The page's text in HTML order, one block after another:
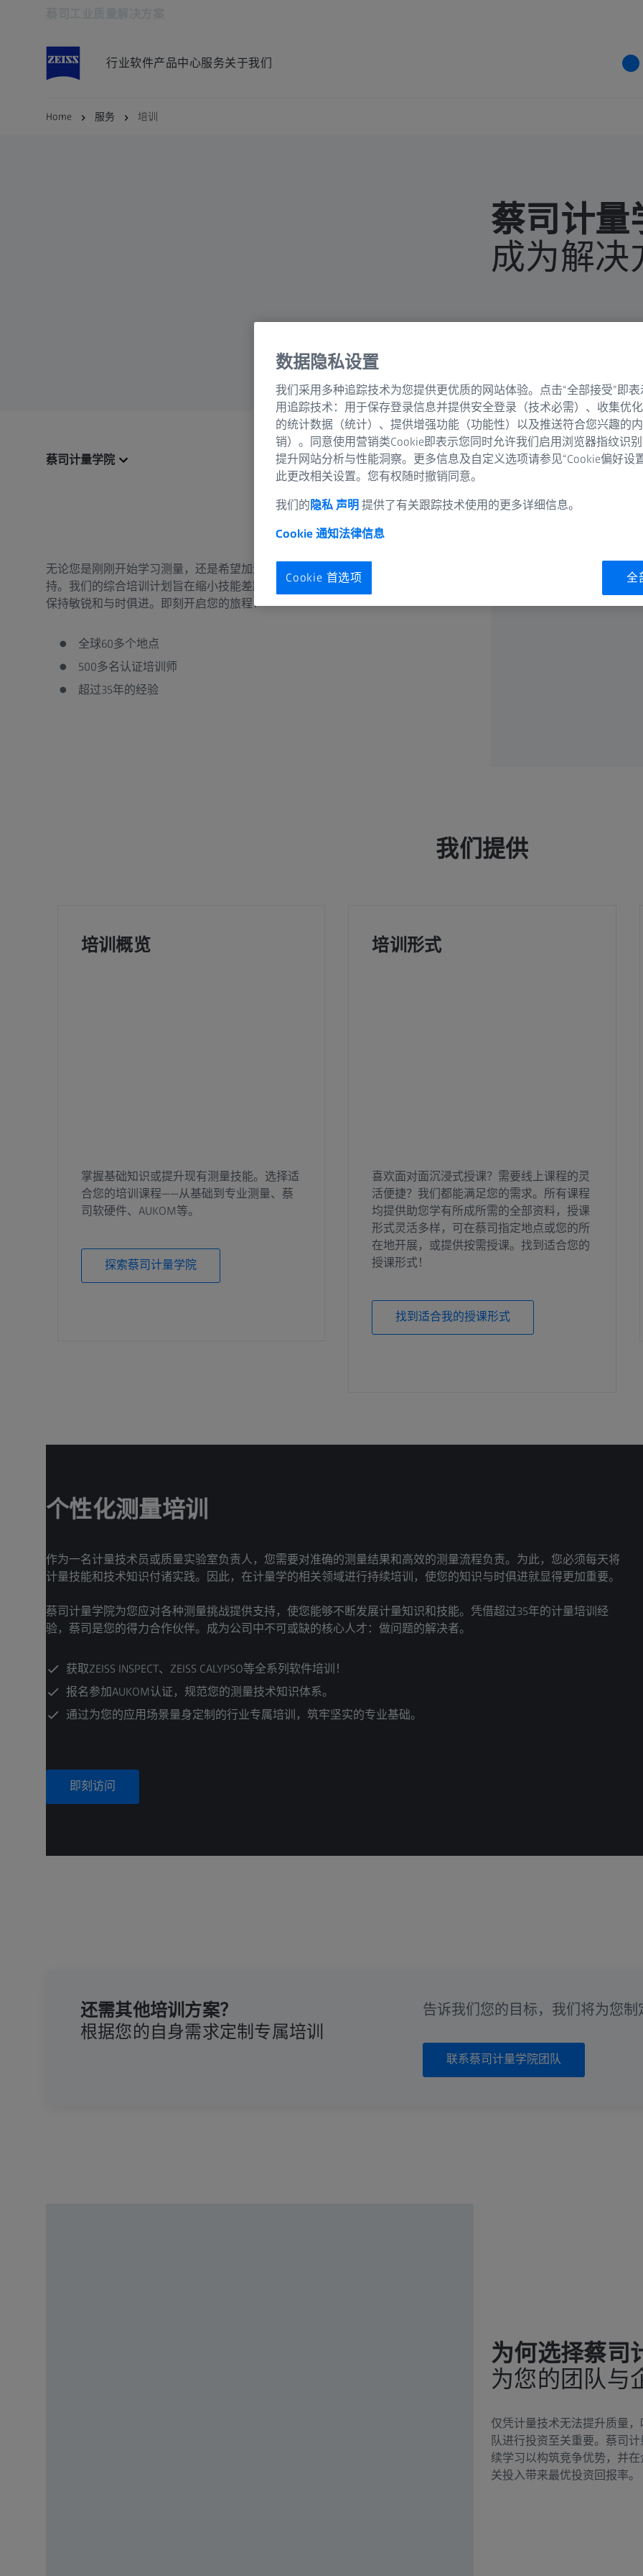
行业软件产品中心服务关于我们
Home 服务 培训
蔡司计量
成为解决
蔡司计量学院
无论您是刚刚开始学习测量，还是希望加深专业知识，蔡司计量学院都将为您提供支
持。我们的综合培训计划旨在缩小技能差距，有效提升员工技能。向优秀专家学习，
保持敏锐和与时俱进。即刻开启您的旅程！
全球60多个地点
500多名认证培训师
超过35年的经验
我们提供
培训概览
掌握基础知识或提升现有测量技能。选择适
合您的培训课程——从基础到专业测量、蔡
司软硬件、AUKOM等。
探索蔡司计量学院
培训形式
喜欢面对面沉浸式授课？需要线上课程的灵
活便捷？我们都能满足您的需求。所有课程
均提供助您学有所成所需的全部资料，授课
形式灵活多样，可在蔡司指定地点或您的所
在地开展，或提供按需授课。找到适合您的
授课形式！
找到适合我的授课形式
个性化测量培训
作为一名计量技术员或质量实验室负责人，您需要对准确的测量结果和高效的测量流程负责。为此，您必须每天将
计量技能和技术知识付诸实践。因此，在计量学的相关领域进行持续培训，使您的知识与时俱进就显得更加重要。
蔡司计量学院为您应对各种测量挑战提供支持，使您能够不断发展计量知识和技能。凭借超过35年的计量培训经
验，蔡司是您的得力合作伙伴。成为公司中不可或缺的核心人才：做问题的解决者。
获取ZEISS INSPECT、ZEISS CALYPSO等全系列软件培训！
报名参加AUKOM认证，规范您的测量技术知识体系。
通过为您的应用场景量身定制的行业专属培训，筑牢坚实的专业基础。
即刻访问
还需其他培训方案？
根据您的自身需求定制专属培训
告诉我们您的目标，我们将为您
联系蔡司计量学院团队
为何选择蔡司
为您的团队与
仅凭计量技术无法提升质量
队进行投资至关重要。蔡司
续学习以构筑竞争优势，并
关投入带来最优投资回报率。
数据隐私设置
我们采用多种追踪技术为您提供更优质的网站体验。点击“全部接受”即
用追踪技术：用于保存登录信息并提供安全登录（技术必需）、收集优
的统计数据（统计）、提供增强功能（功能性）以及推送符合您兴趣的
销）。同意使用营销类Cookie即表示您同时允许我们启用浏览器指纹识
提升网站分析与性能洞察。更多信息及自定义选项请参见“Cookie偏好设
此更改相关设置。您有权随时撤销同意。
我们的 隐私 声明 提供了有关跟踪技术使用的更多详细信息。
Cookie 通知法律信息
Cookie 首选项 全